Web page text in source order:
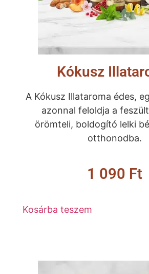
Kókusz
A Kókusz Illataroma édes,
azonnal feloldja a
örömteli, boldogító lelki
otthonodba.
1 090 Ft
Kosárba teszem